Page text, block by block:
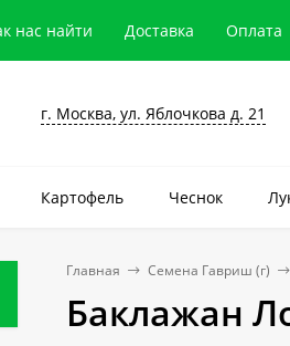
нас найти Доставка Оплата
г. Москва, ул. Яблочкова д. 21
Картофель Чеснок
Главная Семена Гавриш (г)
Баклажан